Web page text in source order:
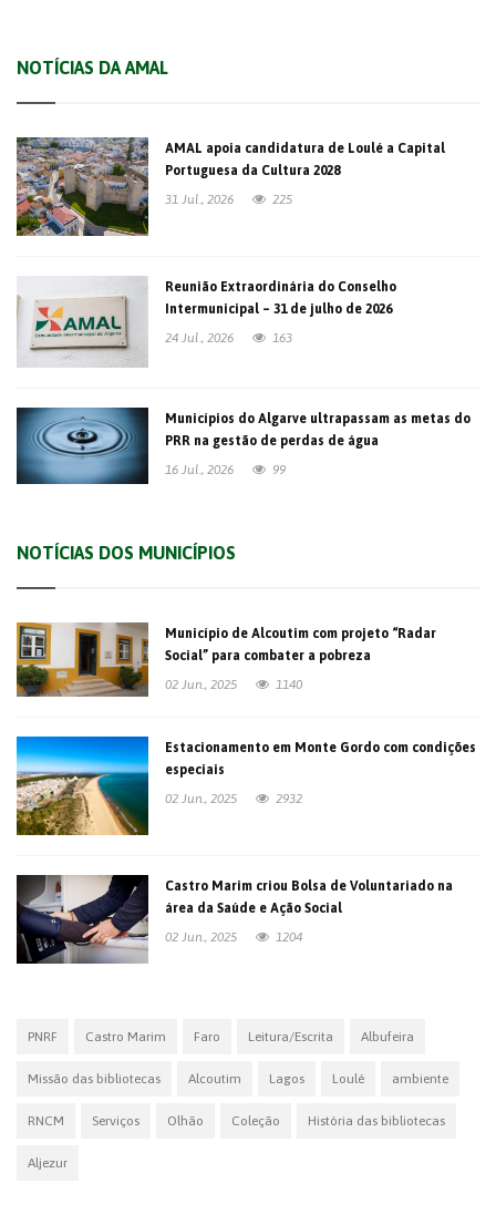
NOTÍCIAS DA AMAL
AMAL apoia candidatura de Loulé a Capital
Portuguesa da Cultura 2028
31 Jul., 2026
225
Reunião Extraordinária do Conselho
Intermunicipal – 31 de julho de 2026
24 Jul., 2026
163
Municípios do Algarve ultrapassam as metas do
PRR na gestão de perdas de água
16 Jul., 2026
99
NOTÍCIAS DOS MUNICÍPIOS
Município de Alcoutim com projeto “Radar
Social” para combater a pobreza
02 Jun., 2025
1140
Estacionamento em Monte Gordo com condições
especiais
02 Jun., 2025
2932
Castro Marim criou Bolsa de Voluntariado na
área da Saúde e Ação Social
02 Jun., 2025
1204
PNRF Castro Marim Faro Leitura/Escrita Albufeira
Missão das bibliotecas Alcoutim Lagos Loulé ambiente
RNCM Serviços Olhão Coleção História das bibliotecas
Aljezur